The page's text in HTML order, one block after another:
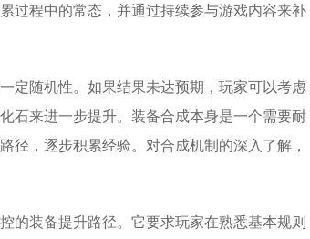
过程中的常态，并通过持续参与游戏内容来补
定随机性。如果结果未达预期，玩家可以考虑
石来进一步提升。装备合成本身是一个需要耐
径，逐步积累经验。对合成机制的深入了解，
的装备提升路径。它要求玩家在熟悉基本规则